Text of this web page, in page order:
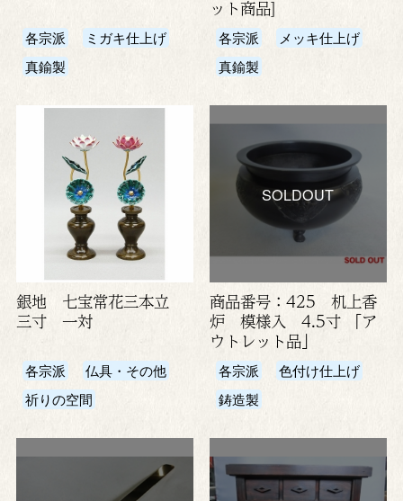
各宗派
ミガキ仕上げ
真鍮製
ット商品]
各宗派
メッキ仕上げ
真鍮製
銀地 七宝常花三本立
三寸 一対
各宗派
仏具・その他
祈りの空間
SOLDOUT
商品番号：425 机上香
炉 模様入 4.5寸 「ア
ウトレット品」
各宗派
色付け仕上げ
鋳造製